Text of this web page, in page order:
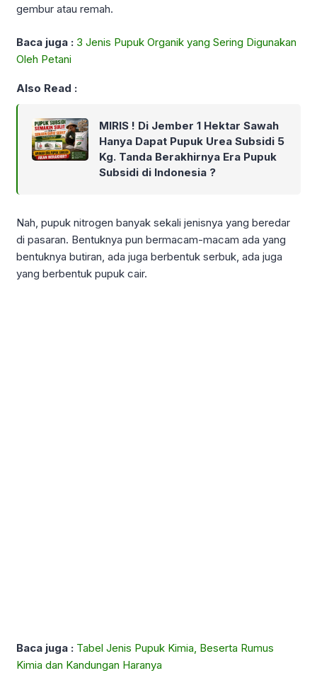
gembur atau remah.
Baca juga : 3 Jenis Pupuk Organik yang Sering Digunakan
Oleh Petani
Also Read :
MIRIS ! Di Jember 1 Hektar Sawah
Hanya Dapat Pupuk Urea Subsidi 5
Kg. Tanda Berakhirnya Era Pupuk
Subsidi di Indonesia ?
Nah, pupuk nitrogen banyak sekali jenisnya yang beredar
di pasaran. Bentuknya pun bermacam-macam ada yang
bentuknya butiran, ada juga berbentuk serbuk, ada juga
yang berbentuk pupuk cair.
Baca juga : Tabel Jenis Pupuk Kimia, Beserta Rumus
Kimia dan Kandungan Haranya